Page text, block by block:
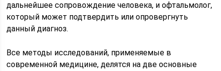
дальнейшее сопровождение человека, и офтальмолог,
который может подтвердить или опровергнуть
данный диагноз.
Все методы исследований, применяемые в
современной медицине, делятся на две основные